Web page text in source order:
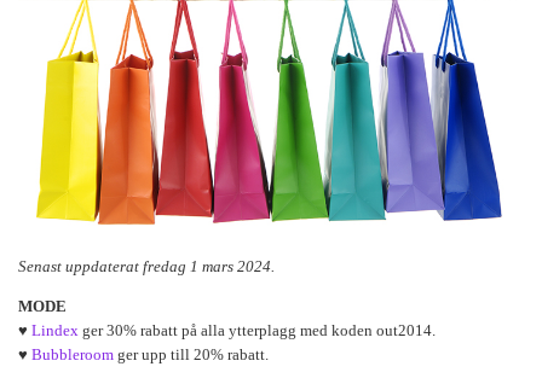
Senast uppdaterat fredag 1 mars 2024.
MODE
♥ Lindex ger 30% rabatt på alla ytterplagg med koden out2014.
♥ Bubbleroom ger upp till 20% rabatt.